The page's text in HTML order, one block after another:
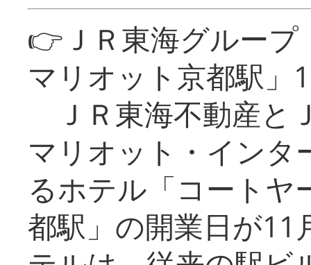
👉ＪＲ東海グルー
マリオット京都駅」
ＪＲ東海不動産と
マリオット・インタ
るホテル「コートヤ
都駅」の開業日が11